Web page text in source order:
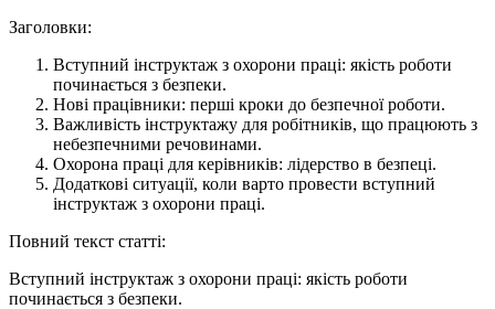
Заголовки:
Вступний інструктаж з охорони праці: якість роботи
починається з безпеки.
Нові працівники: перші кроки до безпечної роботи.
Важливість інструктажу для робітників, що працюють з
небезпечними речовинами.
Охорона праці для керівників: лідерство в безпеці.
Додаткові ситуації, коли варто провести вступний
інструктаж з охорони праці.
Повний текст статті:
Вступний інструктаж з охорони праці: якість роботи
починається з безпеки.